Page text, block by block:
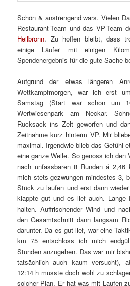
Schön & anstrengend wars. Vielen
Restaurant-Team und das VP-Team
Heilbronn. Zu hoffen bleibt, dass
einige Läufer mit einigen
Spendenergebnis für die gute Sache
Aufgrund der etwas längeren
Wettkampfmorgen, war ich erst
Samstag (Start war schon um
Wertwiesenpark am Neckar.
Rucksack ins Zelt geworfen und
Zeitnahme kurz hinterm VP. Mir
maximal. Irgendwie blieb das Gefühl
eine ganze Weile. So genoss ich
nach unfassbaren 8 Runden á
mich stets gezwungen mindestes 3,
Stück zu laufen und erst dann
klappte gut und es lief auch. Lange
halten. Auffrischender Wind und
den Gesamtschnitt dann langsam
darunter. Da es gut lief, war eine
km 75 entschloss ich mich
Stunden anzugehen. Das war mir
tatsächlich auch kaum versucht),
12:14 h musste doch wohl zu
solcher Plan. Er hat was mit Laufen